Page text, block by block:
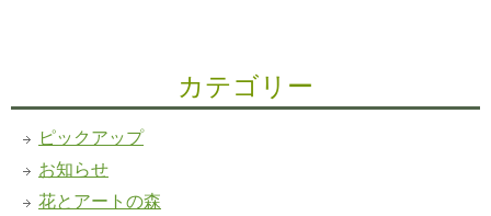
カテゴリー
ピックアップ
お知らせ
花とアートの森